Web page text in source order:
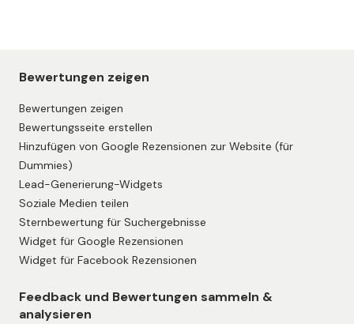
Bewertungen zeigen
Bewertungen zeigen
Bewertungsseite erstellen
Hinzufügen von Google Rezensionen zur Website (für
Dummies)
Lead-Generierung-Widgets
Soziale Medien teilen
Sternbewertung für Suchergebnisse
Widget für Google Rezensionen
Widget für Facebook Rezensionen
Feedback und Bewertungen sammeln &
analysieren